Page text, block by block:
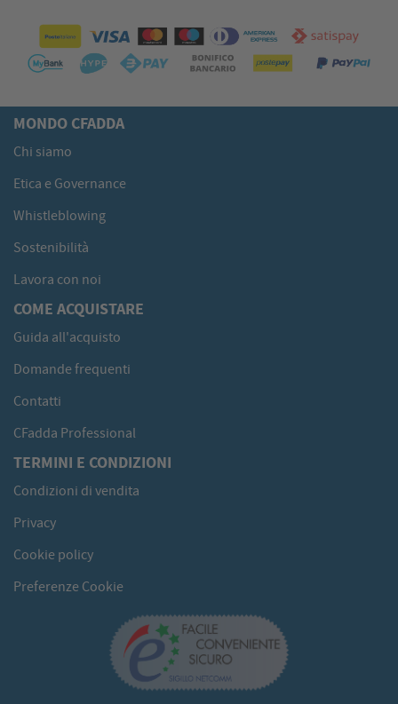
MONDO CFADDA
Chi siamo
Etica e Governance
Whistleblowing
Sostenibilità
Lavora con noi
COME ACQUISTARE
Guida all'acquisto
Domande frequenti
Contatti
CFadda Professional
TERMINI E CONDIZIONI
Condizioni di vendita
Privacy
Cookie policy
Preferenze Cookie